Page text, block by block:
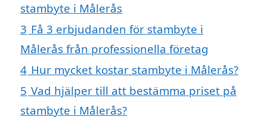
stambyte i Målerås
3 Få 3 erbjudanden för stambyte i
Målerås från professionella företag
4 Hur mycket kostar stambyte i Målerås?
5 Vad hjälper till att bestämma priset på
stambyte i Målerås?